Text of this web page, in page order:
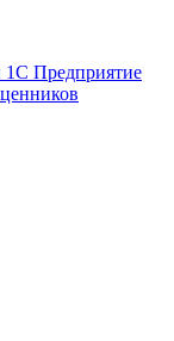
1С Предприятие